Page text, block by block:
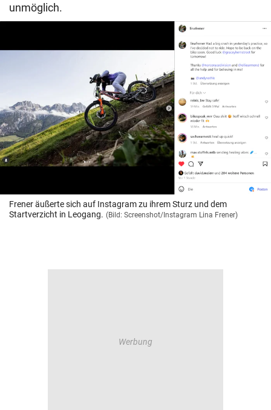
unmöglich.
Frener äußerte sich auf Instagram zu ihrem Sturz und dem
Startverzicht in Leogang. (Bild: Screenshot/Instagram Lina Frener)